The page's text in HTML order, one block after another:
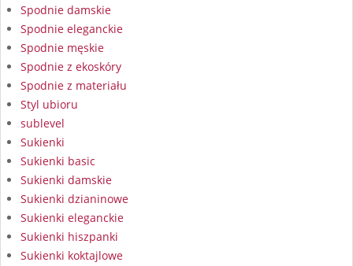
Spodnie damskie
Spodnie eleganckie
Spodnie męskie
Spodnie z ekoskóry
Spodnie z materiału
Styl ubioru
sublevel
Sukienki
Sukienki basic
Sukienki damskie
Sukienki dzianinowe
Sukienki eleganckie
Sukienki hiszpanki
Sukienki koktajlowe